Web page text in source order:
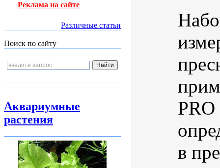
Реклама на сайте
Различные статьи
Поиск по сайту
Аквариумные
растения
PRO
в